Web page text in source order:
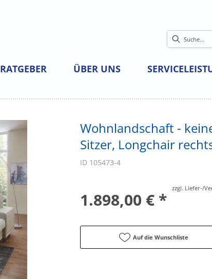
RATGEBER ÜBER UNS
Wohnlandschaft -
Sitzer, Longchair
ID 105473-4
1.898,00 € *
zzgl. Liefer-/
Auf die Wunschliste